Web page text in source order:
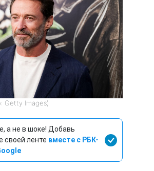
Getty Images)
а не в шоке! Добавь
своей ленте вместе с РБК-